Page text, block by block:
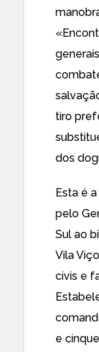
tiro
dos
Esta é
pelo
Sul ao
Vila
civis e
e